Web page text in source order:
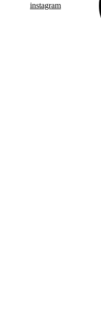
instagram